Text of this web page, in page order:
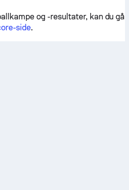
og -resultater, kan du gå
side.